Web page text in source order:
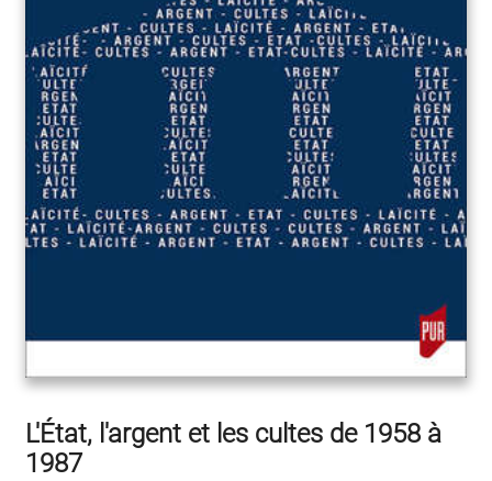
L'État, l'argent et les cultes de 1958 à
1987